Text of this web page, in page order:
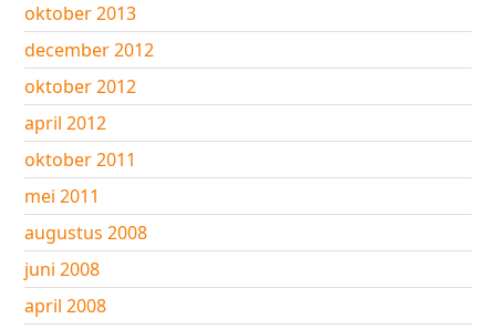
oktober 2013
december 2012
oktober 2012
april 2012
oktober 2011
mei 2011
augustus 2008
juni 2008
april 2008